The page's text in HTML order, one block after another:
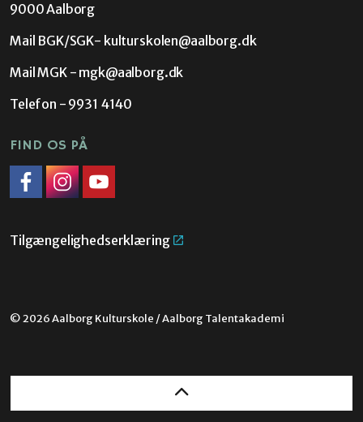
9000 Aalborg
Mail BGK/SGK- kulturskolen@aalborg.dk
Mail MGK - mgk@aalborg.dk
Telefon - 9931 4140
FIND OS PÅ
Tilgængelighedserklæring
© 2026 Aalborg Kulturskole / Aalborg Talentakademi